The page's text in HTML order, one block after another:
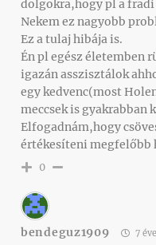
dolgokra,hogy pl a
Nekem ez nagyobb
Ez a tulaj hibája is.
Én pl egész életemben
igazán asszisztálok
egy kedvenc(most
meccsek is gyakrabban
Elfogadnám,hogy
értékesíteni megfelőbb
0
bendeguz1909 7 éve